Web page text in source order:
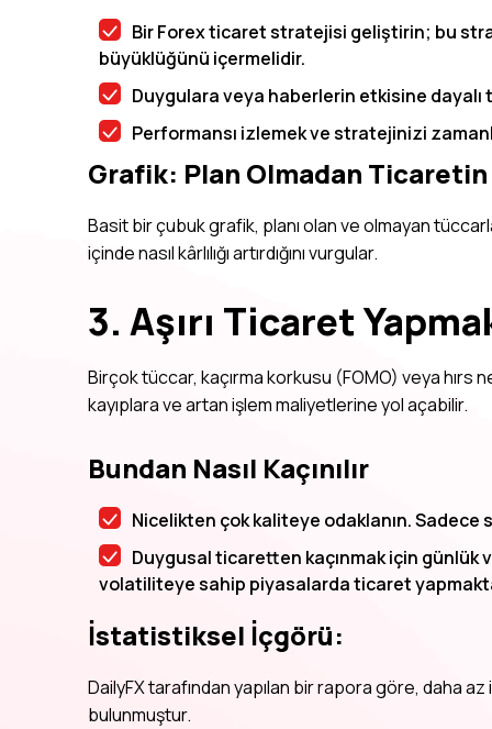
BirForex ticaretstratejisi geliştirin; bu
büyüklüğünü içermelidir.
Duygulara veya haberlerin etkisine dayalı
Performansı izlemek ve stratejinizi
Grafik: Plan Olmadan
Basit bir çubuk grafik, planı olan ve olmayan
içinde nasıl kârlılığı artırdığını vurgular.
3. Aşırı Ticaret
Birçok tüccar, kaçırma korkusu (FOMO) veya hırs
kayıplara ve artan işlem maliyetlerine yol açabilir.
Bundan Nasıl Kaçınılır
Nicelikten çok kaliteye odaklanın. Sadece
Duygusal ticaretten kaçınmak için
volatiliteye sahip piyasalarda ticaret
İstatistiksel İçgörü:
DailyFX tarafından yapılan bir rapora göre, daha az
bulunmuştur.